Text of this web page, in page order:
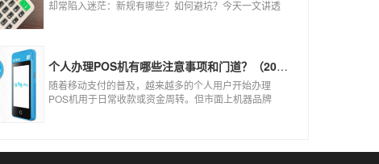
却常陷入迷茫：新规有哪些？如何避坑？今天一文讲透
个人办理POS机有哪些注意事项和门道？（2026最新避坑指南）
随着移动支付的普及，越来越多的个人用户开始办理
POS机用于日常收款或资金周转。但市面上机器品牌